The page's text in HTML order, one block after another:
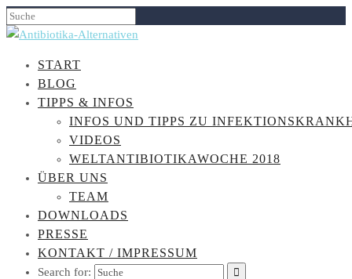
START
BLOG
TIPPS & INFOS
INFOS UND TIPPS ZU
VIDEOS
WELTANTIBIOTIKAWOCHE 2018
ÜBER UNS
TEAM
DOWNLOADS
PRESSE
KONTAKT / IMPRESSUM
Search for: